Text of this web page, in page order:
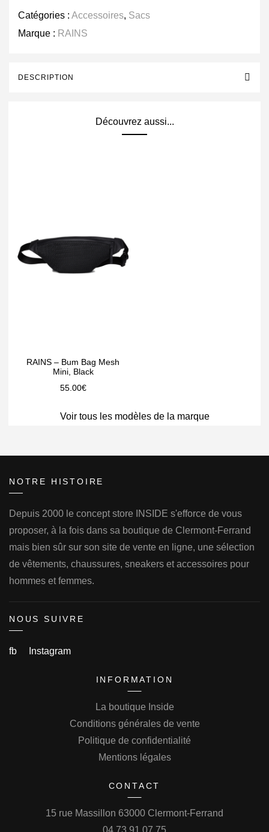
Catégories : Accessoires, Sacs
Marque : RAINS
DESCRIPTION
Découvrez aussi...
RAINS – Bum Bag Mesh
Mini, Black
55.00€
Voir tous les modèles de la marque
NOTRE HISTOIRE
Depuis 2000 le concept store INSIDE s'efforce de vous
proposer, à la fois dans sa boutique de Clermont-Ferrand
mais bien sûr sur son site de vente en ligne, une sélection
de vêtements, chaussures, sneakers et accessoires pour
hommes et femmes.
NOUS SUIVRE
fb Instagram
INFORMATION
La boutique Inside
Conditions générales de vente
Politique de confidentialité
Mentions légales
CONTACT
15 rue Massillon 63000 Clermont-Ferrand